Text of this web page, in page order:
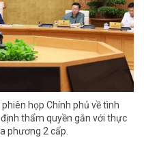
họp Chính phủ về tình
thẩm quyền gắn với thực
phương 2 cấp.